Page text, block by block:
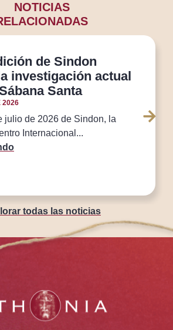
NOTICIAS
de Sindon
investigación actual
Santa
2026
julio de 2026 de Sindon, la
Internacional...
todas las noticias